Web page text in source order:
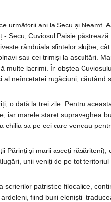
următorii ani la Secu și Neamt.
Secu, Cuviosul Paisie păstrează
rânduiala sfintelor slujbe,
sau cei trimiși la ascultări.
multe lacrimi. În obștea
neîncetatei rugăciuni, căutând
o dată la trei zile. Pentru
iar marele stareț supraveghea
sa pe cei care veneau
Părinți și marii asceți răsăriteni);
unii veniți de pe tot
scrierilor patristice filocalice,
fiind buni eleniști,